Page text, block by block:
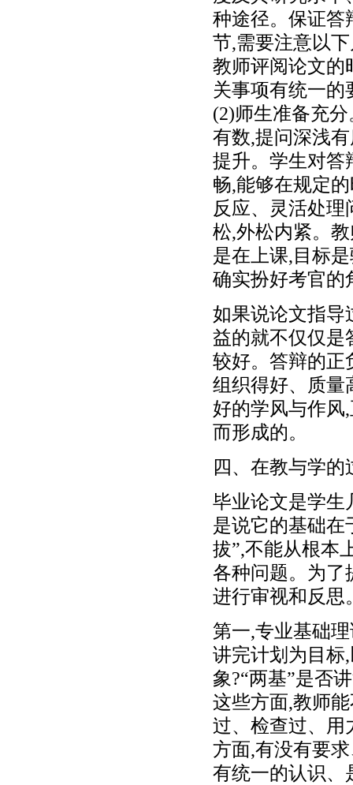
种途径。保证答
节,需要注意以
教师评阅论文的
关事项有统一的
(2)师生准备充
有数,提问深浅
提升。学生对答
畅,能够在规定
反应、灵活处
松,外松内紧。
是在上课,目标
确实扮好考官的
如果说论文指导
益的就不仅仅是
较好。答辩的正
组织得好、质量
好的学风与作风
而形成的。
四、在教与学
毕业论文是学生
是说它的基础在
拔”,不能从根本
各种问题。为了
进行审视和反思
第一,专业基础
讲完计划为目标
象?“两基”是否
这些方面,教师
过、检查过、用
方面,有没有要
有统一的认识、